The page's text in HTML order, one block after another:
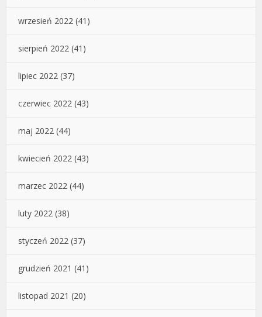
wrzesień 2022 (41)
sierpień 2022 (41)
lipiec 2022 (37)
czerwiec 2022 (43)
maj 2022 (44)
kwiecień 2022 (43)
marzec 2022 (44)
luty 2022 (38)
styczeń 2022 (37)
grudzień 2021 (41)
listopad 2021 (20)